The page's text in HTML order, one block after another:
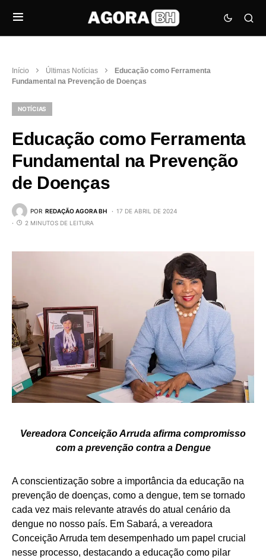
Início Últimas Notícias
Educação como Ferramenta
Fundamental na Prevenção de Doenças
NOTÍCIAS
Educação como Ferramenta
Fundamental na Prevenção
de Doenças
POR REDAÇÃO AGORA BH
17 DE ABRIL DE 2024
2 MINUTOS DE LEITURA
Vereadora Conceição Arruda afirma compromisso
com a prevenção contra a Dengue
A conscientização sobre a importância da educação na
prevenção de doenças, como a dengue, tem se tornado
cada vez mais relevante através do atual cenário da
dengue no nosso país. Em Sabará, a vereadora
Conceição Arruda tem desempenhado um papel crucial
nesse processo, destacando a educação como pilar